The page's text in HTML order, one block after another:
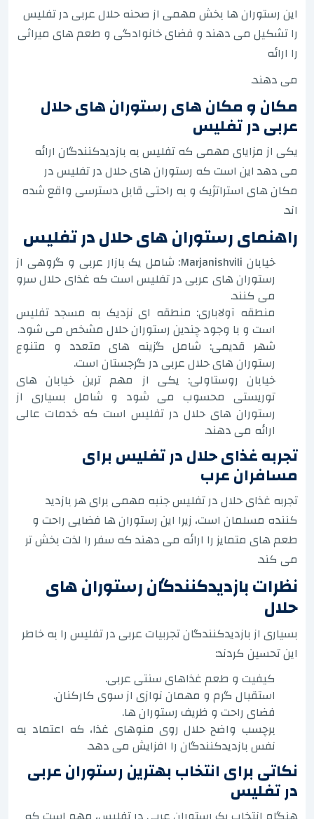
این رستوران ها بخش مهمی از صحنه حلال عربی در تفلیس
را تشکیل می دهند و فضای خانوادگی و طعم های میراثی
را ارائه
می دهند.
مکان و مکان های رستوران های حلال
عربی در تفلیس
یکی از مزایای مهمی که تفلیس به بازدیدکنندگان ارائه
می دهد این است که رستوران های حلال در تفلیس در
مکان های استراتژیک و به راحتی قابل دسترسی واقع شده
اند.
راهنمای رستوران های حلال در تفلیس
خیابان Marjanishvili: شامل یک بازار عربی و گروهی از
رستوران های عربی در تفلیس است که غذای حلال سرو
می کنند.
منطقه آولاباری: منطقه ای نزدیک به مسجد تفلیس
است و با وجود چندین رستوران حلال مشخص می شود.
شهر قدیمی: شامل گزینه های متعدد و متنوع
رستوران های حلال عربی در گرجستان است.
خیابان روستاولی: یکی از مهم ترین خیابان های
توریستی محسوب می شود و شامل بسیاری از
رستوران های حلال در تفلیس است که خدمات عالی
ارائه می دهند.
تجربه غذای حلال در تفلیس برای
مسافران عرب
تجربه غذای حلال در تفلیس جنبه مهمی برای هر بازدید
کننده مسلمان است، زیرا این رستوران ها فضایی راحت و
طعم های متمایز را ارائه می دهند که سفر را لذت بخش تر
می کند.
نظرات بازدیدکنندگان رستوران های
حلال
بسیاری از بازدیدکنندگان تجربیات عربی در تفلیس را به خاطر
این تحسین کردند:
کیفیت و طعم غذاهای سنتی عربی.
استقبال گرم و مهمان نوازی از سوی کارکنان.
فضای راحت و ظریف رستوران ها.
برچسب واضح حلال روی منوهای غذا، که اعتماد به
نفس بازدیدکنندگان را افزایش می دهد.
نکاتی برای انتخاب بهترین رستوران عربی
در تفلیس